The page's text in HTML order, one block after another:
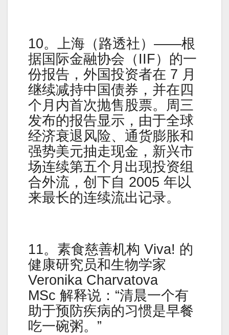
10。上海（路透社）——根
据国际金融协会（IIF）的一
份报告，外国投资者在 7 月
继续减持中国债券，并在四
个月内首次抛售股票。周三
发布的报告显示，由于全球
经济衰退风险、通货膨胀和
强势美元抽走现金，新兴市
场连续第五个月出现投资组
合外流，创下自 2005 年以
来最长的连续流出记录。
11。素食慈善机构 Viva! 的
健康研究员和生物学家
Veronika Charvatova
MSc 解释说：“清晨一个有
助于预防疾病的习惯是早餐
吃一碗粥。”